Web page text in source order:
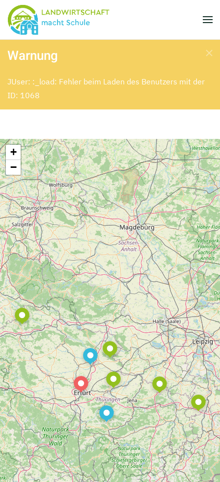
Skip to main content
Warnung
JUser: :_load: Fehler beim Laden des Benutzers mit der
ID: 1068
+
−